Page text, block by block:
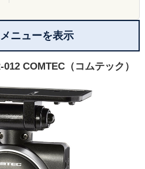
ニューを表示
COMTEC（コムテック）